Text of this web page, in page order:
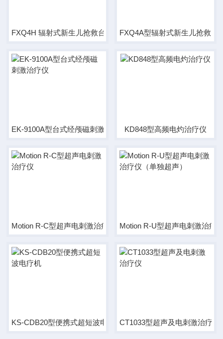
FXQ4H 辐射式新生儿抢救台 FXQ4A型辐射式新生儿抢救台
EK-9100A型台式经颅磁刺激治疗仪KD848型高频电灼治疗仪
Motion R-C型超声电刺激治疗仪 Motion R-U型超声电刺激治疗
KS-CDB20型便携式超短波电疗机CT1033型超声及电刺激治疗仪